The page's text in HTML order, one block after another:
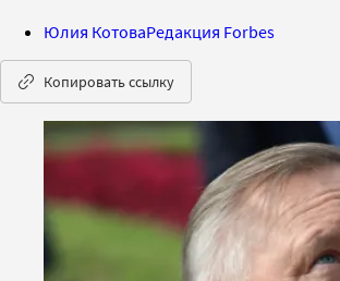
Юлия КотоваРедакция Forbes
Копировать ссылку